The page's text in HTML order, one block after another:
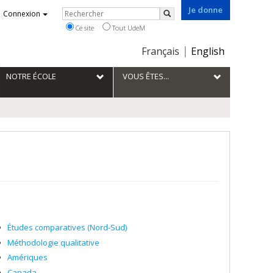
Je donne
Choix
la
langue
Français English
Connexion Rechercher
Rechercher
Ce site Tout UdeM
NOTRE ÉCOLE VOUS ÊTES...
Études comparatives (Nord-Sud)
Méthodologie qualitative
Amériques